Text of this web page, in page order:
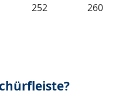
252 260